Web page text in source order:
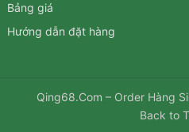
Bảng giá
Hướng dẫn đặt hàng
Qing68.Com – Order Hàng
Back to